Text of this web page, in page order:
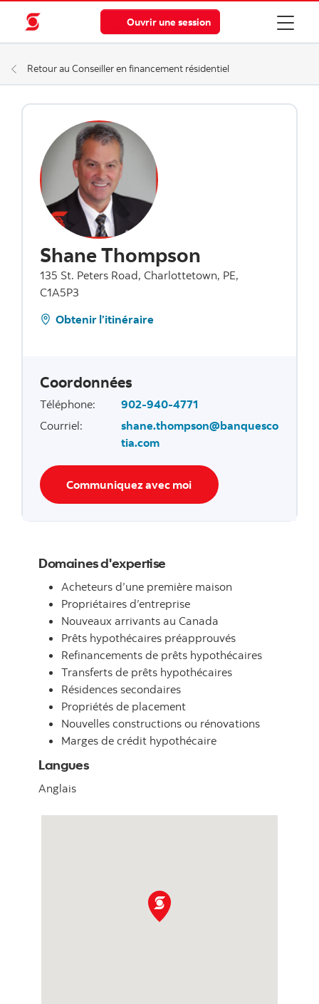
Ouvrir une session
Retour au Conseiller en financement résidentiel
Shane Thompson
135 St. Peters Road, Charlottetown, PE,
C1A5P3
Obtenir l’itinéraire
Coordonnées
Téléphone:
902-940-4771
Courriel:
shane.thompson@banquesco
tia.com
Communiquez avec moi
Domaines d'expertise
Acheteurs d’une première maison
Propriétaires d’entreprise
Nouveaux arrivants au Canada
Prêts hypothécaires préapprouvés
Refinancements de prêts hypothécaires
Transferts de prêts hypothécaires
Résidences secondaires
Propriétés de placement
Nouvelles constructions ou rénovations
Marges de crédit hypothécaire
Langues
Anglais